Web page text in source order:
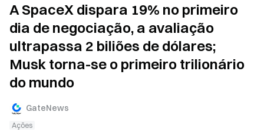
A SpaceX dispara 19% no primeiro
dia de negociação, a avaliação
ultrapassa 2 biliões de dólares;
Musk torna-se o primeiro trilionário
do mundo
GateNews
Ações